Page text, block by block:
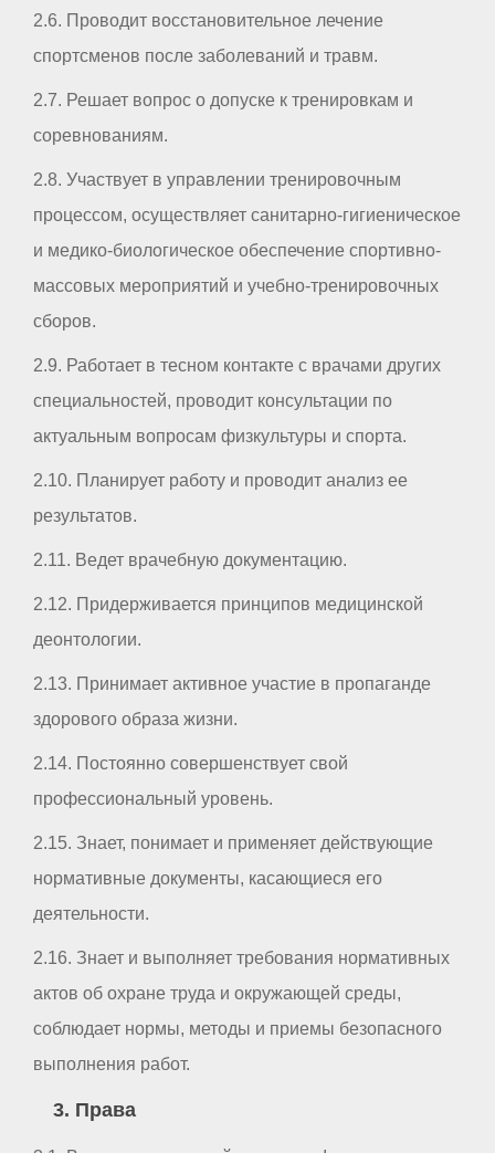
2.6. Проводит восстановительное лечение
спортсменов после заболеваний и травм.
2.7. Решает вопрос о допуске к тренировкам и
соревнованиям.
2.8. Участвует в управлении тренировочным
процессом, осуществляет санитарно-гигиеническое
и медико-биологическое обеспечение спортивно-
массовых мероприятий и учебно-тренировочных
сборов.
2.9. Работает в тесном контакте с врачами других
специальностей, проводит консультации по
актуальным вопросам физкультуры и спорта.
2.10. Планирует работу и проводит анализ ее
результатов.
2.11. Ведет врачебную документацию.
2.12. Придерживается принципов медицинской
деонтологии.
2.13. Принимает активное участие в пропаганде
здорового образа жизни.
2.14. Постоянно совершенствует свой
профессиональный уровень.
2.15. Знает, понимает и применяет действующие
нормативные документы, касающиеся его
деятельности.
2.16. Знает и выполняет требования нормативных
актов об охране труда и окружающей среды,
соблюдает нормы, методы и приемы безопасного
выполнения работ.
3. Права